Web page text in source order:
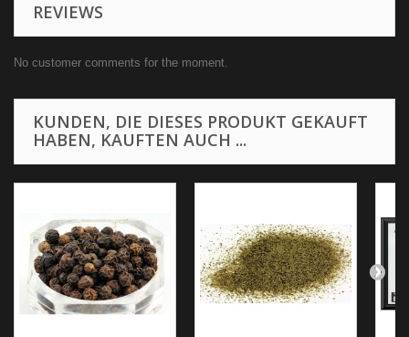
REVIEWS
No customer comments for the moment.
KUNDEN, DIE DIESES PRODUKT GEKAUFT
HABEN, KAUFTEN AUCH ...